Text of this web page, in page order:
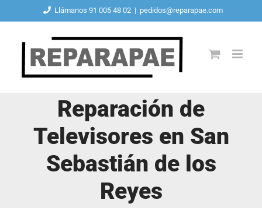
contenido
Llámanos 91 005 48 02 | pedidos@reparapae.com
Reparación de
Televisores en San
Sebastián de los
Reyes